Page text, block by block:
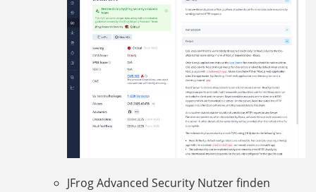
JFrog Advanced Security Nutzer finden